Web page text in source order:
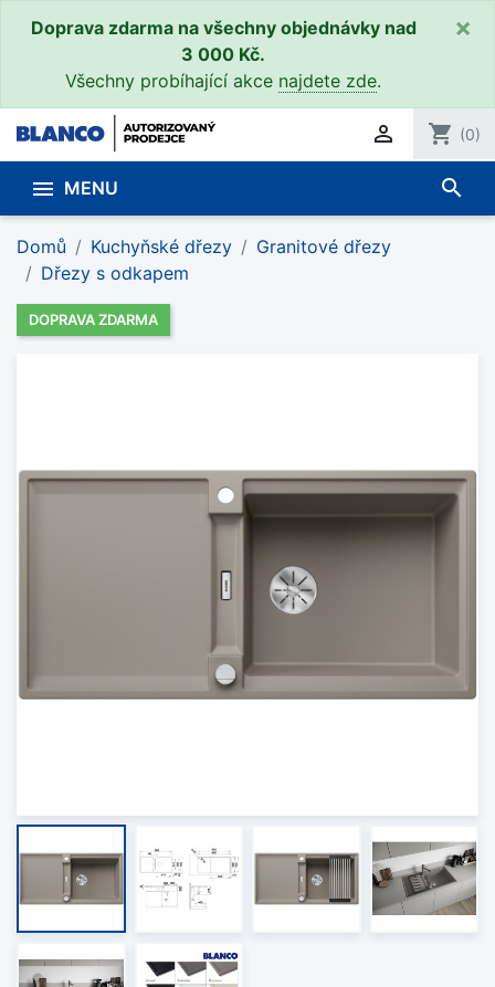
Doprava zdarma na všechny objednávky nad
3 000 Kč.
Všechny probíhající akce najdete zde.
×
 shopping_cart (0)
 MENU search
Domů Kuchyňské dřezy
Granitové dřezy
Dřezy s odkapem
DOPRAVA ZDARMA